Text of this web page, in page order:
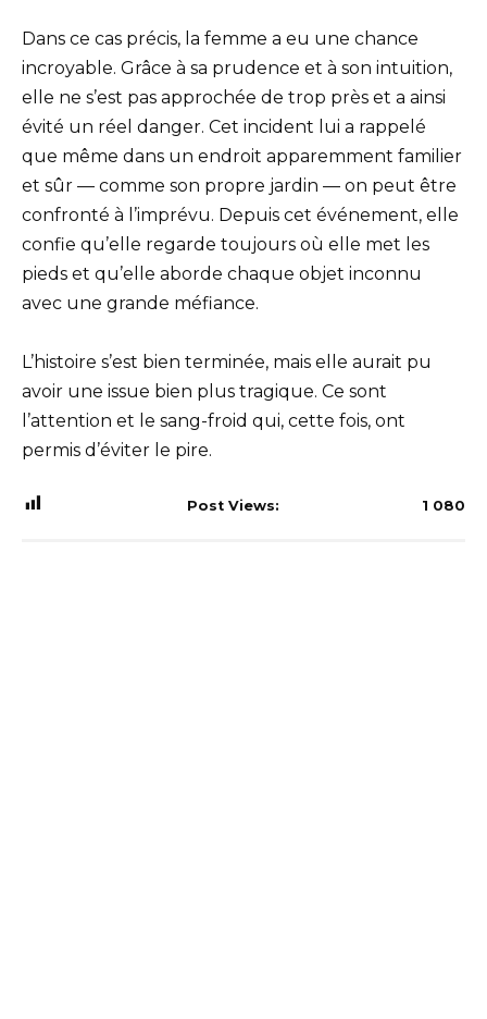
Dans ce cas précis, la femme a eu une chance
incroyable. Grâce à sa prudence et à son intuition,
elle ne s’est pas approchée de trop près et a ainsi
évité un réel danger. Cet incident lui a rappelé
que même dans un endroit apparemment familier
et sûr — comme son propre jardin — on peut être
confronté à l’imprévu. Depuis cet événement, elle
confie qu’elle regarde toujours où elle met les
pieds et qu’elle aborde chaque objet inconnu
avec une grande méfiance.
L’histoire s’est bien terminée, mais elle aurait pu
avoir une issue bien plus tragique. Ce sont
l’attention et le sang-froid qui, cette fois, ont
permis d’éviter le pire.
Post Views: 1 080